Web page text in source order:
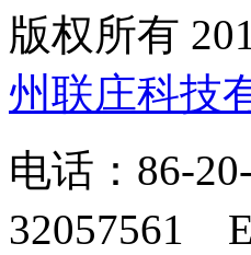
版权所有
州联庄科技
电话：86-
32057561